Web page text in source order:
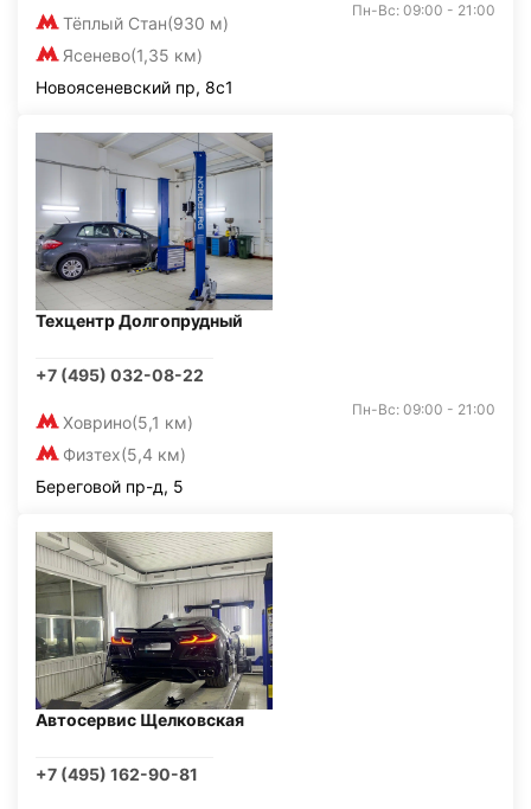
Тёплый Стан(930 м)
Ясенево(1,35 км)
Пн-Вс: 09:00 - 21:00
Новоясеневский пр, 8с1
Техцентр Долгопрудный
+7 (495) 032-08-22
Ховрино(5,1 км)
Физтех(5,4 км)
Пн-Вс: 09:00 - 21:00
Береговой пр-д, 5
Автосервис Щелковская
+7 (495) 162-90-81